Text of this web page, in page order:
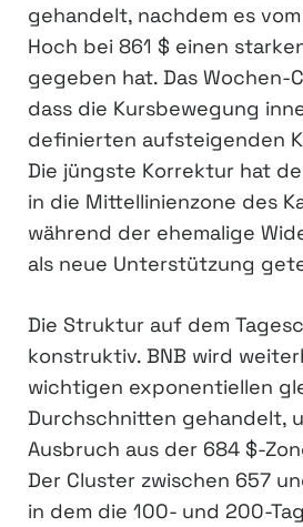
gehandelt, nachdem es
Hoch bei 861 $ einen
gegeben hat. Das
dass die Kursbewegung
definierten aufsteigenden
Die jüngste Korrektur hat
in die Mittellinienzone des
während der ehemalige
als neue Unterstützung
Die Struktur auf dem
konstruktiv. BNB wird
wichtigen exponentiellen
Durchschnitten gehandelt,
Ausbruch aus der 684 $-
Der Cluster zwischen 657
in dem die 100- und 200-